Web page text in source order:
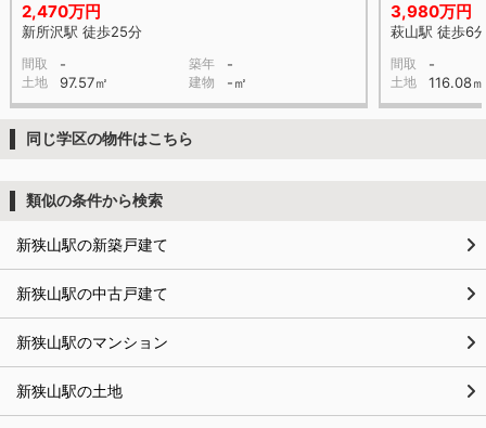
2,470万円
新所沢駅 徒歩25分
間取 - 築年 -
土地 97.57㎡ 建物 -㎡
3,980万円
萩山駅 徒歩6
間取 -
土地 116.08㎡
同じ学区の物件はこちら
類似の条件から検索
新狭山駅の新築戸建て
新狭山駅の中古戸建て
新狭山駅のマンション
新狭山駅の土地